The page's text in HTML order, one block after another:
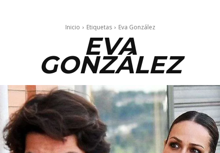
Inicio Etiquetas Eva González
EVA
GONZÁLEZ